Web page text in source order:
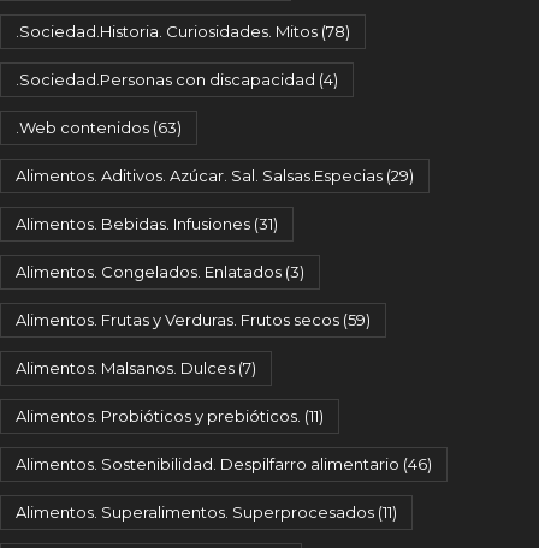
.Sociedad.Historia. Curiosidades. Mitos (78)
.Sociedad.Personas con discapacidad (4)
.Web contenidos (63)
Alimentos. Aditivos. Azúcar. Sal. Salsas.Especias (29)
Alimentos. Bebidas. Infusiones (31)
Alimentos. Congelados. Enlatados (3)
Alimentos. Frutas y Verduras. Frutos secos (59)
Alimentos. Malsanos. Dulces (7)
Alimentos. Probióticos y prebióticos. (11)
Alimentos. Sostenibilidad. Despilfarro alimentario (46)
Alimentos. Superalimentos. Superprocesados (11)